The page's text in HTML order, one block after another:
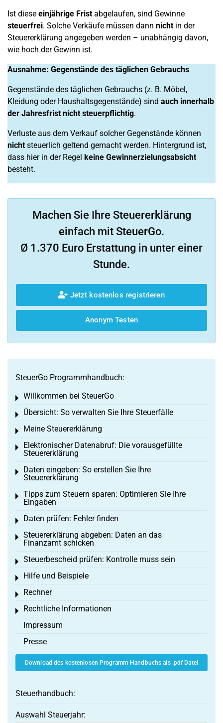
Ist diese einjährige Fristabgelaufen, sind Gewinne
steuerfrei. Solche Verkäufe müssen dann nichtin der
Steuererklärung angegeben werden – unabhängig davon,
wie hoch der Gewinn ist.
Ausnahme: Gegenstände des täglichen Gebrauchs
Gegenstände des täglichen Gebrauchs (z. B. Möbel,
Kleidung oder Haushaltsgegenstände) sind auch innerhalb
der Jahresfrist nicht steuerpflichtig.
Verluste aus dem Verkauf solcher Gegenstände können
nichtsteuerlich geltend gemacht werden. Hintergrund ist,
dass hier in der Regel keine Gewinnerzielungsabsicht
besteht.
Machen Sie Ihre Steuererklärung
einfach mit SteuerGo.
Ø 1.370 Euro Erstattung in unter einer
Stunde.
Jetzt kostenlos registrieren
Anonym Testen
SteuerGo Programmhandbuch:
Willkommen bei SteuerGo
Toggle menu
Übersicht: So verwalten Sie Ihre Steuerfälle
Toggle menu
Meine Steuererklärung
Toggle menu
Elektronischer Datenabruf: Die vorausgefüllte
Steuererklärung
Toggle menu
Daten eingeben: So erstellen Sie Ihre
Steuererklärung
Toggle menu
Tipps zum Steuern sparen: Optimieren Sie Ihre
Eingaben
Toggle menu
Daten prüfen: Fehler finden
Toggle menu
Steuererklärung abgeben: Daten an das
Finanzamt schicken
Toggle menu
Steuerbescheid prüfen: Kontrolle muss sein
Toggle menu
Hilfe und Beispiele
Toggle menu
Rechner
Toggle menu
Rechtliche Informationen
Toggle menu
Impressum
Presse
Download des kostenlosen Programm-Handbuchs als .pdf Datei
Steuerhandbuch:
Auswahl Steuerjahr: